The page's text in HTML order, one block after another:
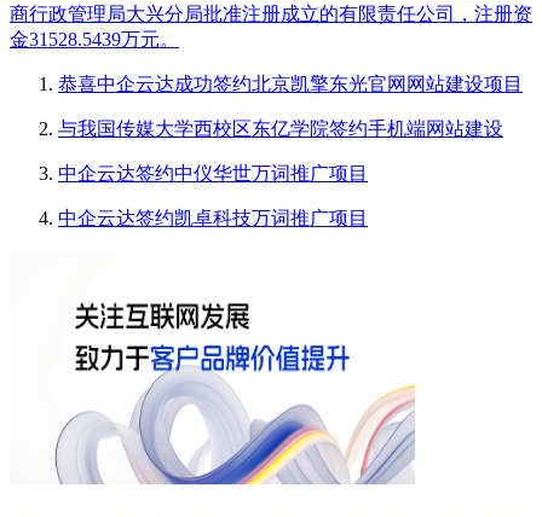
商行政管理局大兴分局批准注册成立的有限责任公司，注册资
金31528.5439万元。
恭喜中企云达成功签约北京凯擎东光官网网站建设项目
与我国传媒大学西校区东亿学院签约手机端网站建设
中企云达签约中仪华世万词推广项目
中企云达签约凯卓科技万词推广项目